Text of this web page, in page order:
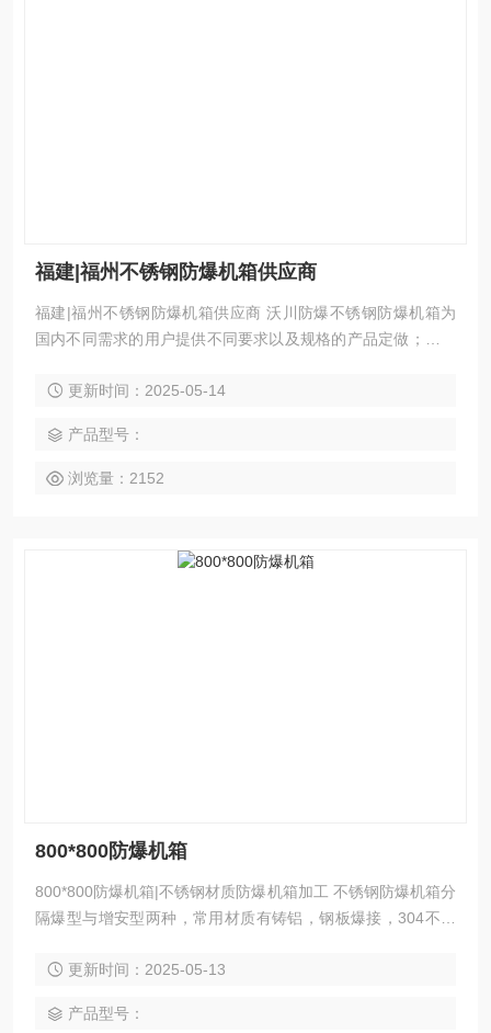
福建|福州不锈钢防爆机箱供应商
福建|福州不锈钢防爆机箱供应商 沃川防爆不锈钢防爆机箱为
国内不同需求的用户提供不同要求以及规格的产品定做；不锈
不锈钢防爆机箱；等不同等级以及不同构造的不锈钢机箱以供
更新时间：2025-05-14
产品型号：
浏览量：2152
800*800防爆机箱
800*800防爆机箱|不锈钢材质防爆机箱加工 不锈钢防爆机箱分
隔爆型与增安型两种，常用材质有铸铝，钢板爆接，304不锈
罩，以提高产品的防护性能；须注明所需开关（如功能要定做
（注明电压颜色）、电流表数量规格、产品安装方式、进线方
更新时间：2025-05-13
产品型号：